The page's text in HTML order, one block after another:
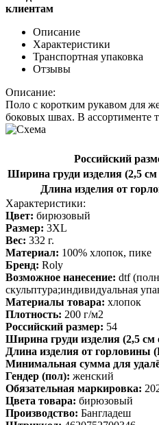
клиентам
Описание
Характеристики
Транспортная упаковка
Отзывы
Описание:
Поло с коротким рукавом для
боковых швах. В ассортименте
Российский
Ширина груди изделия (2,5
Длина изделия от
Характеристики:
Цвет: бирюзовый
Размер: 3XL
Вес: 332 г.
Материал: 100% хлопок, пике
Бренд: Roly
Возможное нанесение: dtf
скульптура;индивидуальная
Материалы товара: хлопок
Плотность: 200 г/м2
Российский размер: 54
Ширина груди изделия (2,5
Длина изделия от горловины
Минимальная сумма для
Гендер (пол): женский
Обязательная маркировка:
Цвета товара: бирюзовый
Производство: Бангладеш